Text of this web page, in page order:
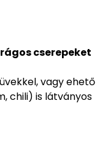
cserepeket
vagy ehető
chili) is látványos